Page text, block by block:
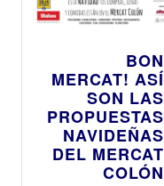
BON
MERCAT! ASÍ
SON LAS
PROPUESTAS
NAVIDEÑAS
DEL MERCAT
COLÓN